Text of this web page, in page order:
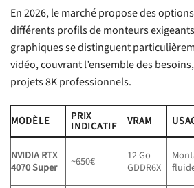
En 2026, le marché propose des
différents profils de monteurs
graphiques se distinguent
vidéo, couvrant l’ensemble des
projets 8K professionnels.
MODÈLE PRIX
INDICATIF VRAM
NVIDIA RTX
4070 Super
~650€
12 Go
GDDR6X